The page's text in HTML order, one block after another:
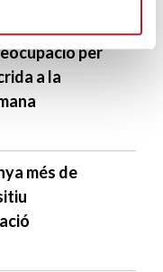
per
a la
més de